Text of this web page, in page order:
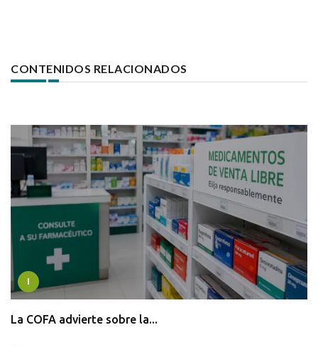
CONTENIDOS RELACIONADOS
I
La COFA advierte sobre la...